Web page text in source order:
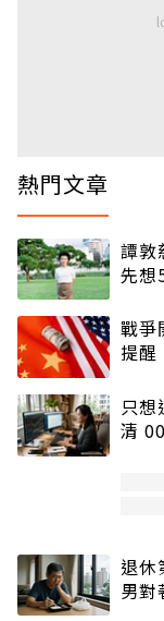
熱門文章
譚敦
先想
戰爭
提醒
只想
清
退休
男對